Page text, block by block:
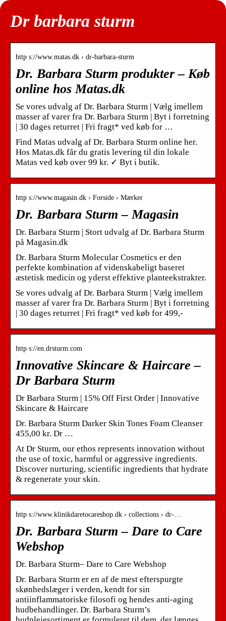
Dr barbara sturm
http s://www.matas.dk › dr-barbara-sturm
Dr. Barbara Sturm produkter – Køb
online hos Matas.dk
Se vores udvalg af Dr. Barbara Sturm | Vælg imellem
masser af varer fra Dr. Barbara Sturm | Byt i forretning
| 30 dages returret | Fri fragt* ved køb for …
Find Matas udvalg af Dr. Barbara Sturm online her.
Hos Matas.dk får du gratis levering til din lokale
Matas ved køb over 99 kr. ✓ Byt i butik.
http s://www.magasin.dk › Forside › Mærker
Dr. Barbara Sturm – Magasin
Dr. Barbara Sturm | Stort udvalg af Dr. Barbara Sturm
på Magasin.dk
Dr. Barbara Sturm Molecular Cosmetics er den
perfekte kombination af videnskabeligt baseret
æstetisk medicin og yderst effektive planteekstrakter.
Se vores udvalg af Dr. Barbara Sturm | Vælg imellem
masser af varer fra Dr. Barbara Sturm | Byt i forretning
| 30 dages returret | Fri fragt* ved køb for 499,-
http s://en.drsturm.com
Innovative Skincare & Haircare –
Dr Barbara Sturm
Dr Barbara Sturm | 15% Off First Order | Innovative
Skincare & Haircare
Dr. Barbara Sturm Darker Skin Tones Foam Cleanser
455,00 kr. Dr …
At Dr Sturm, our ethos represents innovation without
the use of toxic, harmful or aggressive ingredients.
Discover nurturing, scientific ingredients that hydrate
& regenerate your skin.
http s://www.klinikdaretocareshop.dk › collections › dr-…
Dr. Barbara Sturm – Dare to Care
Webshop
Dr. Barbara Sturm– Dare to Care Webshop
Dr. Barbara Sturm er en af de mest efterspurgte
skønhedslæger i verden, kendt for sin
antiinflammatoriske filosofi og hendes anti-aging
hudbehandlinger. Dr. Barbara Sturm’s